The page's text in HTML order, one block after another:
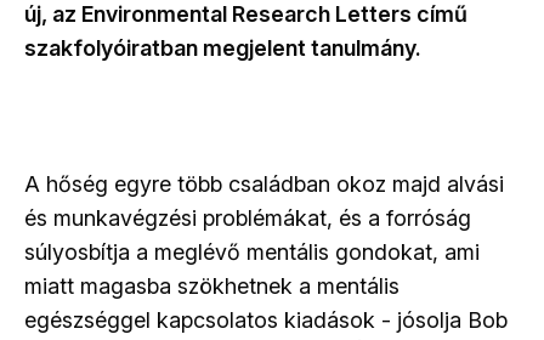
új, az Environmental Research Letters című
szakfolyóiratban megjelent tanulmány.
A hőség egyre több családban okoz majd alvási
és munkavégzési problémákat, és a forróság
súlyosbítja a meglévő mentális gondokat, ami
miatt magasba szökhetnek a mentális
egészséggel kapcsolatos kiadások - jósolja Bob